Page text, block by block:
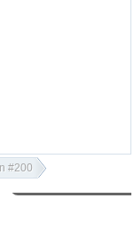
#200